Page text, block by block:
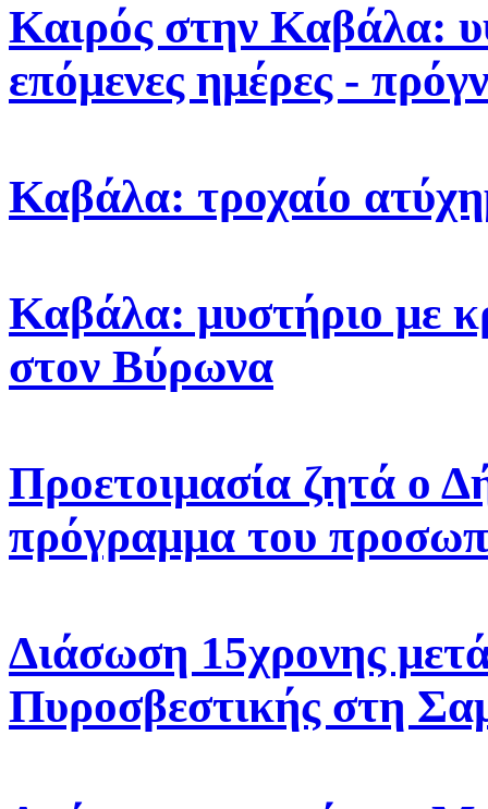
Καιρός στην Καβάλα:
επόμενες ημέρες -
Καβάλα: τροχαίο
Καβάλα: μυστήριο με
στον Βύρωνα
Προετοιμασία ζητά ο
πρόγραμμα του
Διάσωση 15χρονης
Πυροσβεστικής στη